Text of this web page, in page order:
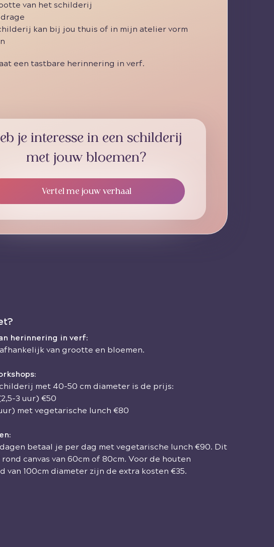
een tastbare herinnering in verf.
van het schilderij
kan bij jou thuis of in mijn atelier vorm
Vertel me jouw verhaal
je interesse in een schilderij
met jouw bloemen?
herinnering in verf:
van grootte en bloemen.
met 40-50 cm diameter is de prijs:
3 uur) €50
met vegetarische lunch €80
betaal je per dag met vegetarische lunch €90. Dit
canvas van 60cm of 80cm. Voor de houten
van 100cm diameter zijn de extra kosten €35.